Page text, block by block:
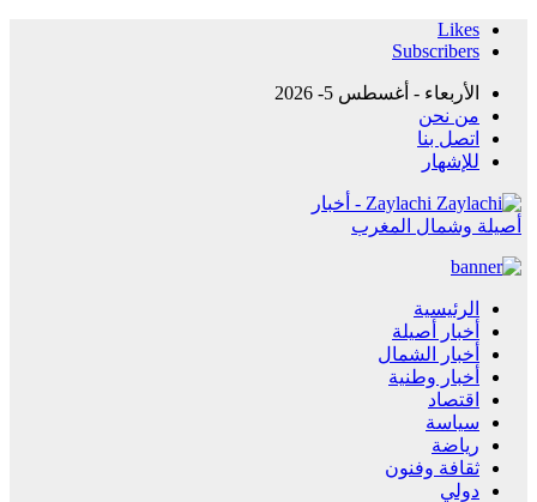
Likes
Subscribers
الأربعاء - أغسطس 5- 2026
من نحن
اتصل بنا
للإشهار
Zaylachi - أخبار
أصيلة وشمال المغرب
الرئيسية
أخبار أصيلة
أخبار الشمال
أخبار وطنية
اقتصاد
سياسة
رياضة
ثقافة وفنون
دولي